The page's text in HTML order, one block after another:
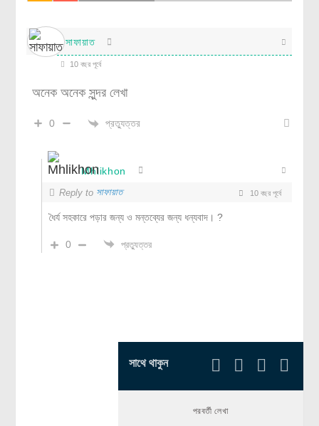
সাফায়াত
10 বছর পূর্বে
অনেক অনেক সুন্দর লেখা
0 প্রত্যুত্তর
Mhlikhon
Reply to সাফায়াত 10 বছর পূর্বে
ধৈর্য সহকারে পড়ার জন্য ও মন্তব্যের জন্য ধন্যবাদ। ?
0 প্রত্যুত্তর
সাথে থাকুন
পরবর্তী লেখা